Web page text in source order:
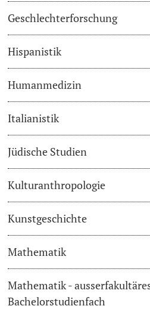
Studienfinanzierung
Berufseinstieg &
Soziales & Gesundheit
Koordinationsstelle für
Beratungswegweiser
Lernen & Lehren
KI in Studium und Lehre
Geschlechterforschung
Hispanistik
Humanmedizin
Italianistik
Jüdische Studien
Kulturanthropologie
Kunstgeschichte
Mathematik
Mathematik -
Bachelorstudienfach